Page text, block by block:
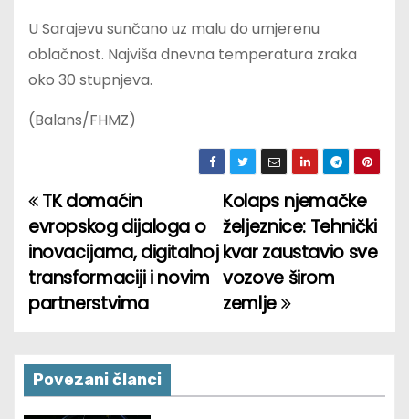
U Sarajevu sunčano uz malu do umjerenu
oblačnost. Najviša dnevna temperatura zraka
oko 30 stupnjeva.
(Balans/FHMZ)
P
o
s
t
n
a
Kolaps njemačke
željeznice: Tehnički
kvar zaustavio sve
vozove širom
zemlje
TK domaćin
evropskog dijaloga o
inovacijama, digitalnoj
transformaciji i novim
partnerstvima
Povezani članci